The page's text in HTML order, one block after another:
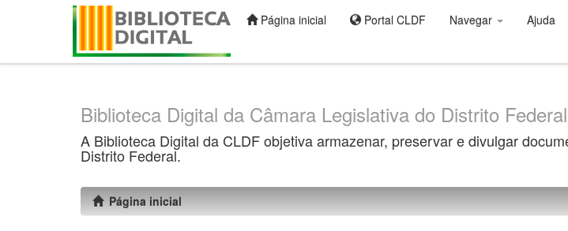
Página inicial Portal CLDF Navegar Ajuda
Biblioteca Digital da Câmara Legislativa do Distrito Federal
A Biblioteca Digital da CLDF objetiva armazenar, preservar e divulgar
Distrito Federal.
Página inicial